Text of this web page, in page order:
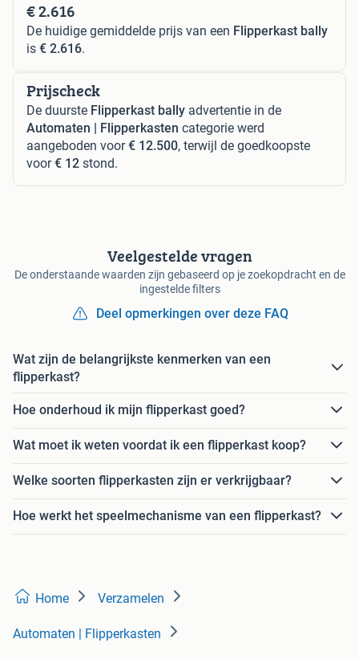
€ 2.616
De huidige gemiddelde prijs van een Flipperkast bally
is € 2.616.
Prijscheck
De duurste Flipperkast bally advertentie in de
Automaten | Flipperkasten categorie werd
aangeboden voor€ 12.500, terwijl de goedkoopste
voor€ 12 stond.
Veelgestelde vragen
De onderstaande waarden zijn gebaseerd op je zoekopdracht en de
ingestelde filters
Deel opmerkingen over deze FAQ
Wat zijn de belangrijkste kenmerken van een
flipperkast?
Hoe onderhoud ik mijn flipperkast goed?
Wat moet ik weten voordat ik een flipperkast koop?
Welke soorten flipperkasten zijn er verkrijgbaar?
Hoe werkt het speelmechanisme van een flipperkast?
Home Verzamelen
Automaten | Flipperkasten